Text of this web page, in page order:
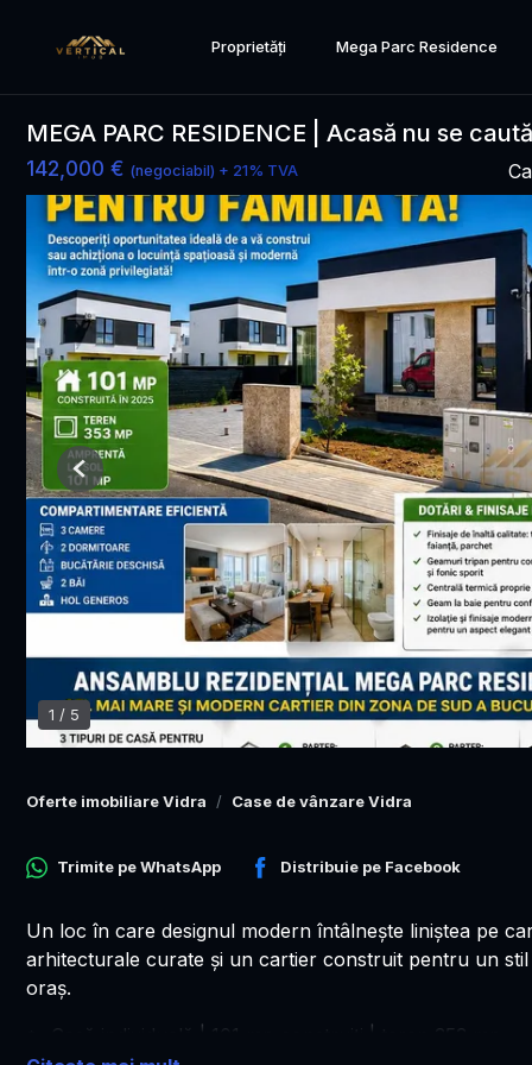
Proprietăți Mega Parc Residence
MEGA PARC RESIDENCE | Acasă nu se
142,000 € (negociabil) + 21% TVA
1 / 5
Previous
Oferte imobiliare Vidra Case de vânzare Vidra
Trimite peWhatsApp Distribuie pe Facebook
Un loc în care designul modern întâlnește liniștea pe
arhitecturale curate și un cartier construit pentru un
oraș.
🏡 Casă individuală | 101 mp construiți | teren 353 mp